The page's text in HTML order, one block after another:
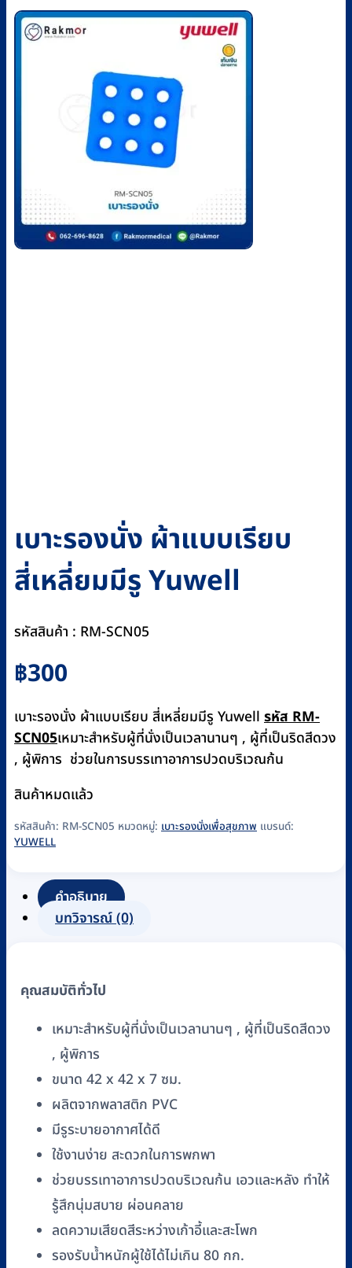
เบาะรองนั่ง ผ้าแบบเรียบ
สี่เหลี่ยมมีรู Yuwell
รหัสสินค้า : RM-SCN05
฿300
เบาะรองนั่ง ผ้าแบบเรียบ สี่เหลี่ยมมีรู Yuwell รหัส RM-
SCN05เหมาะสำหรับผู้ที่นั่งเป็นเวลานานๆ , ผู้ที่เป็นริดสีดวง
, ผู้พิการ ช่วยในการบรรเทาอาการปวดบริเวณก้น
สินค้าหมดแล้ว
รหัสสินค้า: RM-SCN05 หมวดหมู่: เบาะรองนั่งเพื่อสุขภาพ แบรนด์:
YUWELL
คำอธิบาย
บทวิจารณ์ (0)
คุณสมบัติทั่วไป
เหมาะสำหรับผู้ที่นั่งเป็นเวลานานๆ , ผู้ที่เป็นริดสีดวง
, ผู้พิการ
ขนาด 42 x 42 x 7 ซม.
ผลิตจากพลาสติก PVC
มีรูระบายอากาศได้ดี
ใช้งานง่าย สะดวกในการพกพา
ช่วยบรรเทาอาการปวดบริเวณก้น เอวและหลัง ทำให้
รู้สึกนุ่มสบาย ผ่อนคลาย
ลดความเสียดสีระหว่างเก้าอี้และสะโพก
รองรับน้ำหนักผู้ใช้ได้ไม่เกิน 80 กก.